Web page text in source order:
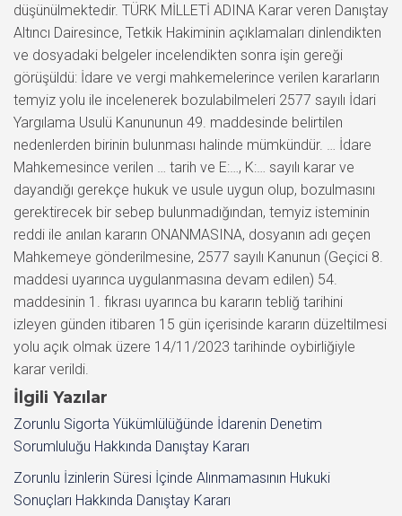
düşünülmektedir. TÜRK MİLLETİ ADINA Karar veren Danıştay
Altıncı Dairesince, Tetkik Hakiminin açıklamaları dinlendikten
ve dosyadaki belgeler incelendikten sonra işin gereği
görüşüldü: İdare ve vergi mahkemelerince verilen kararların
temyiz yolu ile incelenerek bozulabilmeleri 2577 sayılı İdari
Yargılama Usulü Kanununun 49. maddesinde belirtilen
nedenlerden birinin bulunması halinde mümkündür. … İdare
Mahkemesince verilen … tarih ve E:…, K:… sayılı karar ve
dayandığı gerekçe hukuk ve usule uygun olup, bozulmasını
gerektirecek bir sebep bulunmadığından, temyiz isteminin
reddi ile anılan kararın ONANMASINA, dosyanın adı geçen
Mahkemeye gönderilmesine, 2577 sayılı Kanunun (Geçici 8.
maddesi uyarınca uygulanmasına devam edilen) 54.
maddesinin 1. fıkrası uyarınca bu kararın tebliğ tarihini
izleyen günden itibaren 15 gün içerisinde kararın düzeltilmesi
yolu açık olmak üzere 14/11/2023 tarihinde oybirliğiyle
karar verildi.
İlgili Yazılar
Zorunlu Sigorta Yükümlülüğünde İdarenin Denetim
Sorumluluğu Hakkında Danıştay Kararı
Zorunlu İzinlerin Süresi İçinde Alınmamasının Hukuki
Sonuçları Hakkında Danıştay Kararı